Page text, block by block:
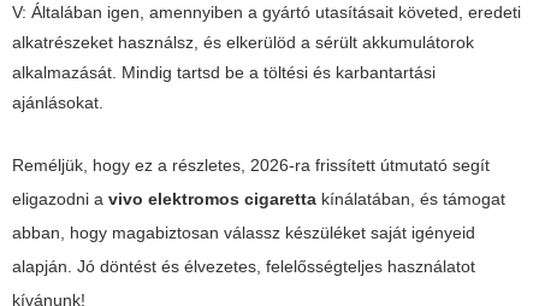
V: Általában igen, amennyiben a gyártó utasításait követed, eredeti
alkatrészeket használsz, és elkerülöd a sérült akkumulátorok
alkalmazását. Mindig tartsd be a töltési és karbantartási
ajánlásokat.
Reméljük, hogy ez a részletes, 2026-ra frissített útmutató segít
eligazodni a vivo elektromos cigaretta kínálatában, és támogat
abban, hogy magabiztosan válassz készüléket saját igényeid
alapján. Jó döntést és élvezetes, felelősségteljes használatot
kívánunk!